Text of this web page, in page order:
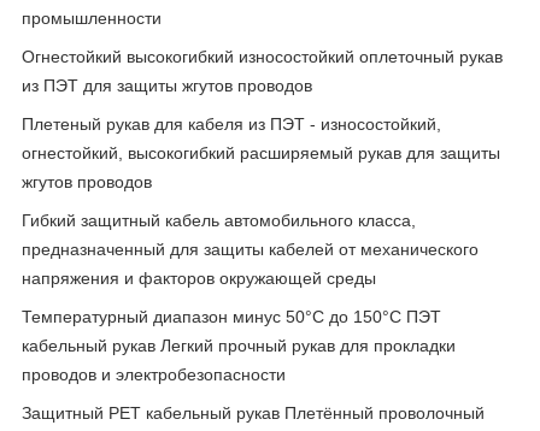
промышленности
Огнестойкий высокогибкий износостойкий оплеточный рукав
из ПЭТ для защиты жгутов проводов
Плетеный рукав для кабеля из ПЭТ - износостойкий,
огнестойкий, высокогибкий расширяемый рукав для защиты
жгутов проводов
Гибкий защитный кабель автомобильного класса,
предназначенный для защиты кабелей от механического
напряжения и факторов окружающей среды
Температурный диапазон минус 50°C до 150°C ПЭТ
кабельный рукав Легкий прочный рукав для прокладки
проводов и электробезопасности
Защитный PET кабельный рукав Плетённый проволочный